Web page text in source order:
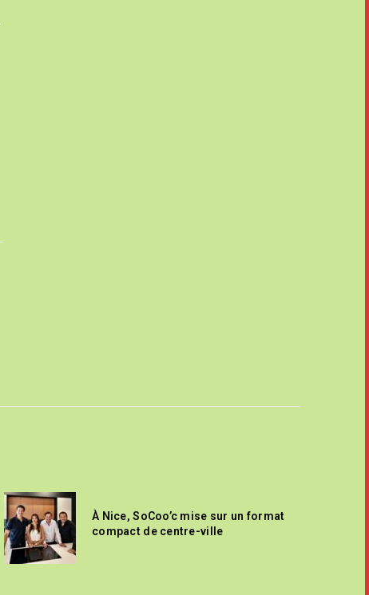
À Nice, SoCoo’c mise sur un format
compact de centre-ville